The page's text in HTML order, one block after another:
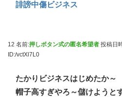
誹謗中傷ビジネス
12 名前:押しボタン式の匿名希望者 投稿日
ID:/vctXl7L0
たかりビジネスはじめたか～
帽子高すぎやろ～儲けようと